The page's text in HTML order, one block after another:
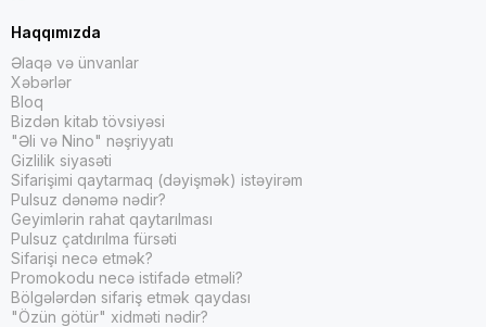
Haqqımızda
Əlaqə və ünvanlar
Xəbərlər
Bloq
Bizdən kitab tövsiyəsi
"Əli və Nino" nəşriyyatı
Gizlilik siyasəti
Sifarişimi qaytarmaq (dəyişmək) istəyirəm
Pulsuz dənəmə nədir?
Geyimlərin rahat qaytarılması
Pulsuz çatdırılma fürsəti
Sifarişi necə etmək?
Promokodu necə istifadə etməli?
Bölgələrdən sifariş etmək qaydası
"Özün götür" xidməti nədir?